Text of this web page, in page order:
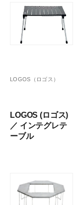
LOGOS（ロゴス）
LOGOS (ロゴス)
／ インテグレテ
ーブル